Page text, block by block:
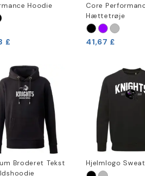
Hoodie
£
Core
Hættetrøje
41,67 £
Broderet Tekst
Hjelmlogo